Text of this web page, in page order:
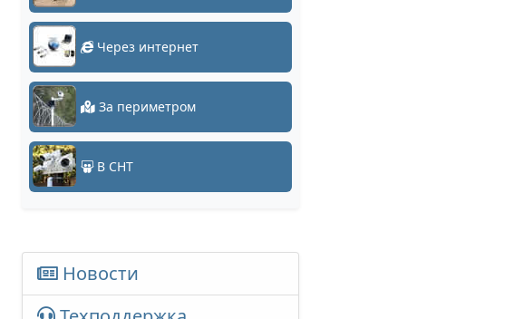
Через интернет
За периметром
В СНТ
Новости